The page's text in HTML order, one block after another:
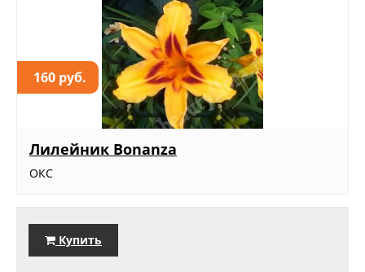
160 руб.
Лилейник Bonanza
ОКС
Купить